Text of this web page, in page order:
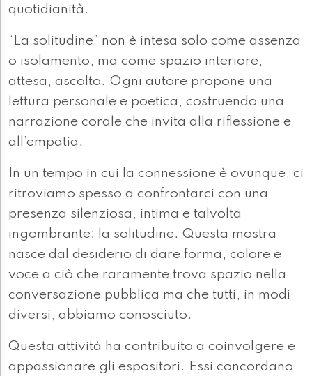
quotidianità.
“La solitudine” non è intesa solo come assenza
o isolamento, ma come spazio interiore,
attesa, ascolto. Ogni autore propone una
lettura personale e poetica, costruendo una
narrazione corale che invita alla riflessione e
all’empatia.
In un tempo in cui la connessione è ovunque, ci
ritroviamo spesso a confrontarci con una
presenza silenziosa, intima e talvolta
ingombrante: la solitudine. Questa mostra
nasce dal desiderio di dare forma, colore e
voce a ciò che raramente trova spazio nella
conversazione pubblica ma che tutti, in modi
diversi, abbiamo conosciuto.
Questa attività ha contribuito a coinvolgere e
appassionare gli espositori. Essi concordano